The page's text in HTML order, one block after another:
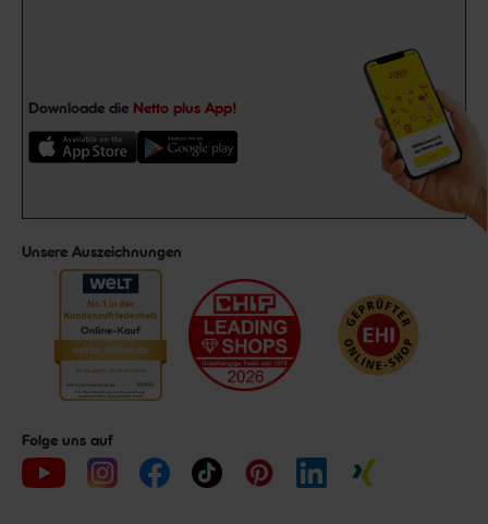
Downloade die Netto plus App!
Unsere Auszeichnungen
Folge uns auf